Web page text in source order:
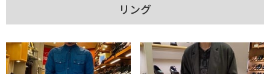
リング